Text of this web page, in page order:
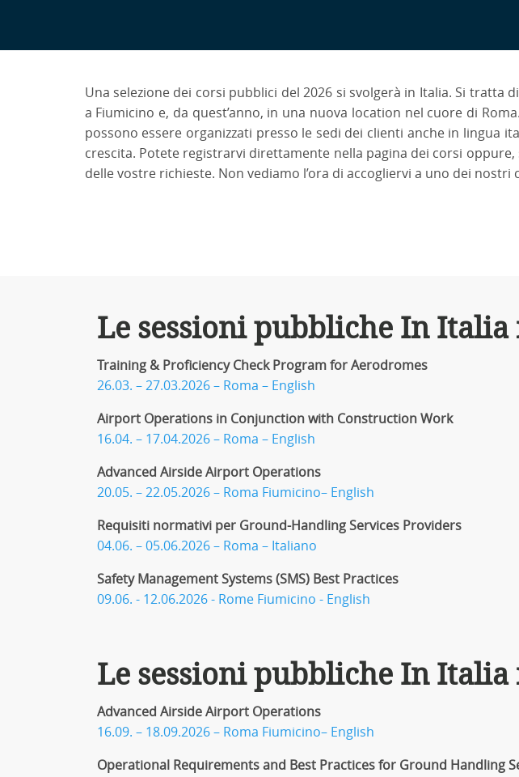
Una selezione dei corsi pubblici del 2026 si svolgerà in Italia. Si
a Fiumicino e, da quest’anno, in una nuova location nel cuore di
possono essere organizzati presso le sedi dei clienti anche in lingua
crescita. Potete registrarvi direttamente nella pagina dei corsi
delle vostre richieste. Non vediamo l’ora di accogliervi a uno dei nostri
Le sessioni pubbliche In
Training & Proficiency Check Program for Aerodromes
26.03. – 27.03.2026 – Roma – English
Airport Operations in Conjunction with Construction Work
16.04. – 17.04.2026 – Roma – English
Advanced Airside Airport Operations
20.05. – 22.05.2026 – Roma Fiumicino– English
Requisiti normativi per Ground-Handling Services Providers
04.06. – 05.06.2026 – Roma – Italiano
Safety Management Systems (SMS) Best Practices
09.06. - 12.06.2026 - Rome Fiumicino - English
Le sessioni pubbliche In Italia
Advanced Airside Airport Operations
16.09. – 18.09.2026 – Roma Fiumicino– English
Operational Requirements and Best Practices for Ground Handling